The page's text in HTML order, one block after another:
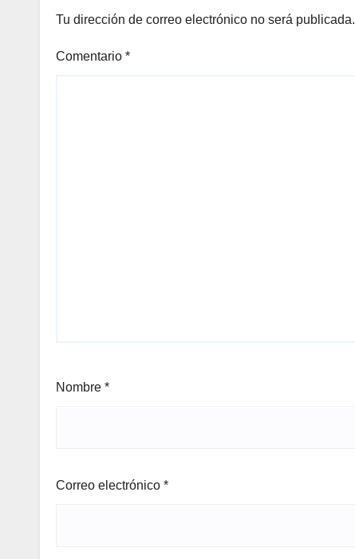
Tu dirección de correo electrónico no será publicada.
Comentario *
Nombre *
Correo electrónico *